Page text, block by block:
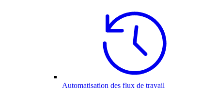
Automatisation des flux de travail